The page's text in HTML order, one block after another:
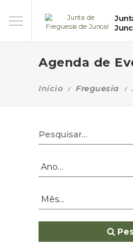
Agenda de
Início Freguesia